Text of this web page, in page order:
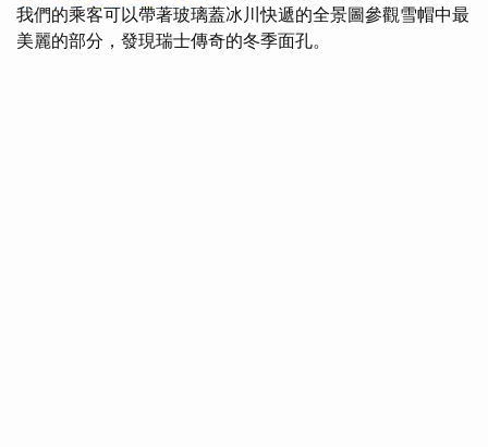
我們的乘客可以帶著玻璃蓋冰川快遞的全景圖參觀雪帽中最
美麗的部分，發現瑞士傳奇的冬季面孔。